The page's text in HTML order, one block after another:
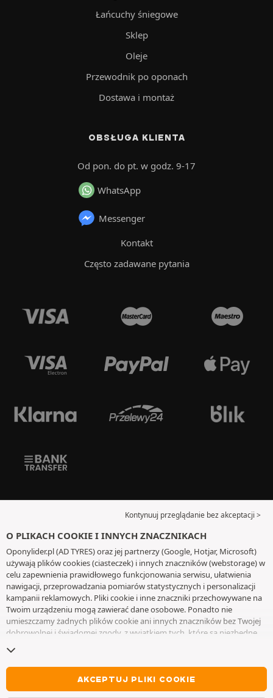
Łańcuchy śniegowe
Sklep
Oleje
Przewodnik po oponach
Dostawa i montaż
OBSŁUGA KLIENTA
Od pon. do pt. w godz. 9-17
WhatsApp
Messenger
Kontakt
Często zadawane pytania
Kontynuuj przeglądanie bez akceptacji >
O PLIKACH COOKIE I INNYCH ZNACZNIKACH
Oponylider.pl (AD TYRES) oraz jej partnerzy (Google, Hotjar, Microsoft)
używają plików cookies (ciasteczek) i innych znaczników (webstorage) w
celu zapewnienia prawidłowego funkcjonowania serwisu, ułatwienia
nawigacji, przeprowadzania pomiarów statystycznych i personalizacji
kampanii reklamowych. Pliki cookie i inne znaczniki przechowywane na
Twoim urządzeniu mogą zawierać dane osobowe. Ponadto nie
umieszczamy żadnych plików cookie ani innych znaczników bez Twojej
dobrowolnej i świadomej zgody, z wyjątkiem tych, które są niezbędne
wycofać swoją zgodę w dowolnym momencie, przechodząc do
plikami cookie i innymi znacznikami. Możesz kontynuować przeglądanie
bez akceptowania plików cookie lub innych znaczników. Odmowa nie
wyklucza dostępu do usług AD TYRES. Aby uzyskać więcej informacji,
AKCEPTUJ PLIKI COOKIE